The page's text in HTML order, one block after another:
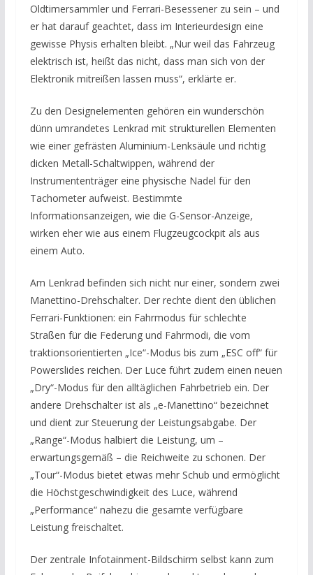
Oldtimersammler und Ferrari-Besessener zu sein – und
er hat darauf geachtet, dass im Interieurdesign eine
gewisse Physis erhalten bleibt. „Nur weil das Fahrzeug
elektrisch ist, heißt das nicht, dass man sich von der
Elektronik mitreißen lassen muss“, erklärte er.
Zu den Designelementen gehören ein wunderschön
dünn umrandetes Lenkrad mit strukturellen Elementen
wie einer gefrästen Aluminium-Lenksäule und richtig
dicken Metall-Schaltwippen, während der
Instrumententräger eine physische Nadel für den
Tachometer aufweist. Bestimmte
Informationsanzeigen, wie die G-Sensor-Anzeige,
wirken eher wie aus einem Flugzeugcockpit als aus
einem Auto.
Am Lenkrad befinden sich nicht nur einer, sondern zwei
Manettino-Drehschalter. Der rechte dient den üblichen
Ferrari-Funktionen: ein Fahrmodus für schlechte
Straßen für die Federung und Fahrmodi, die vom
traktionsorientierten „Ice“-Modus bis zum „ESC off“ für
Powerslides reichen. Der Luce führt zudem einen neuen
„Dry“-Modus für den alltäglichen Fahrbetrieb ein. Der
andere Drehschalter ist als „e-Manettino“ bezeichnet
und dient zur Steuerung der Leistungsabgabe. Der
„Range“-Modus halbiert die Leistung, um –
erwartungsgemäß – die Reichweite zu schonen. Der
„Tour“-Modus bietet etwas mehr Schub und ermöglicht
die Höchstgeschwindigkeit des Luce, während
„Performance“ nahezu die gesamte verfügbare
Leistung freischaltet.
Der zentrale Infotainment-Bildschirm selbst kann zum